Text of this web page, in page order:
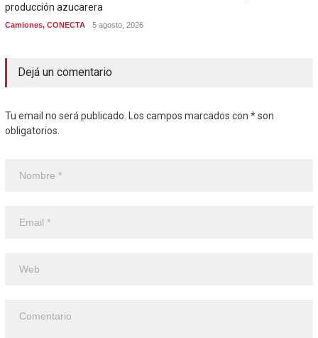
producción azucarera
Camiones, CONECTA 5 agosto, 2026
Dejá un comentario
Tu email no será publicado. Los campos marcados con * son
obligatorios.